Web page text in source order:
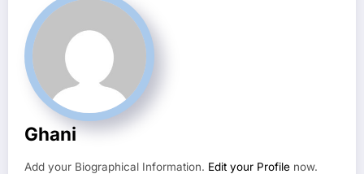
Ghani
Add your Biographical Information. Edit your Profile now.